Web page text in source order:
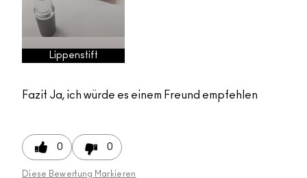
Lippenstift
Fazit Ja, ich würde es einem Freund empfehlen
0 0
Diese Bewertung Markieren